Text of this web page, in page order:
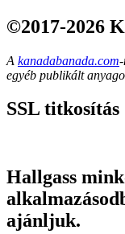
©2017-2026
A kanadabanada.com
egyéb publikált
SSL titkosítás
Hallgass
ajánljuk.